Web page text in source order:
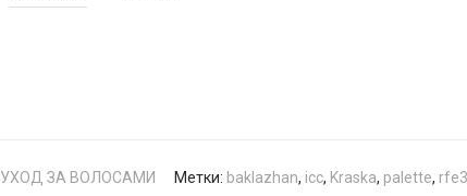
УХОД ЗА ВОЛОСАМИ Метки: baklazhan, icc, Kraska, palette, rfe3